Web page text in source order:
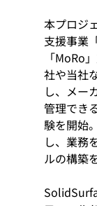
本プロジ
支援事業
「MoRo
社や当社
し、メー
管理でき
験を開始
し、業務
ルの構築